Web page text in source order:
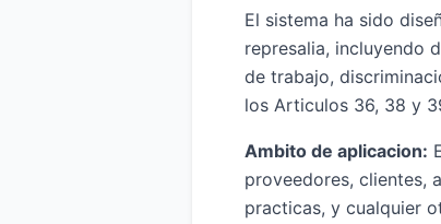
El sistema ha sido
represalia, incluyendo
de trabajo,
los Articulos 36, 38 y
Ambito de aplicacion:
proveedores, clientes,
practicas, y cualquier